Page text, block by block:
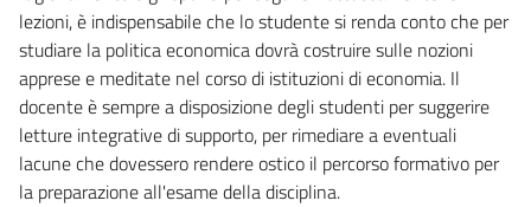
lezioni, è indispensabile che lo studente si renda conto che per
studiare la politica economica dovrà costruire sulle nozioni
apprese e meditate nel corso di istituzioni di economia. Il
docente è sempre a disposizione degli studenti per suggerire
letture integrative di supporto, per rimediare a eventuali
lacune che dovessero rendere ostico il percorso formativo per
la preparazione all'esame della disciplina.